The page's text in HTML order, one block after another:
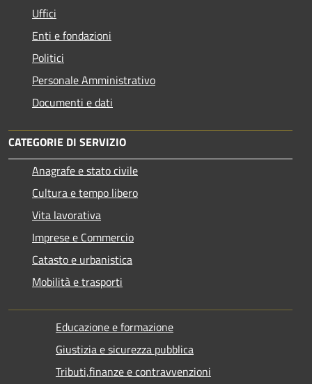
Uffici
Enti e fondazioni
Politici
Personale Amministrativo
Documenti e dati
CATEGORIE DI SERVIZIO
Anagrafe e stato civile
Cultura e tempo libero
Vita lavorativa
Imprese e Commercio
Catasto e urbanistica
Mobilità e trasporti
Educazione e formazione
Giustizia e sicurezza pubblica
Tributi,finanze e contravvenzioni